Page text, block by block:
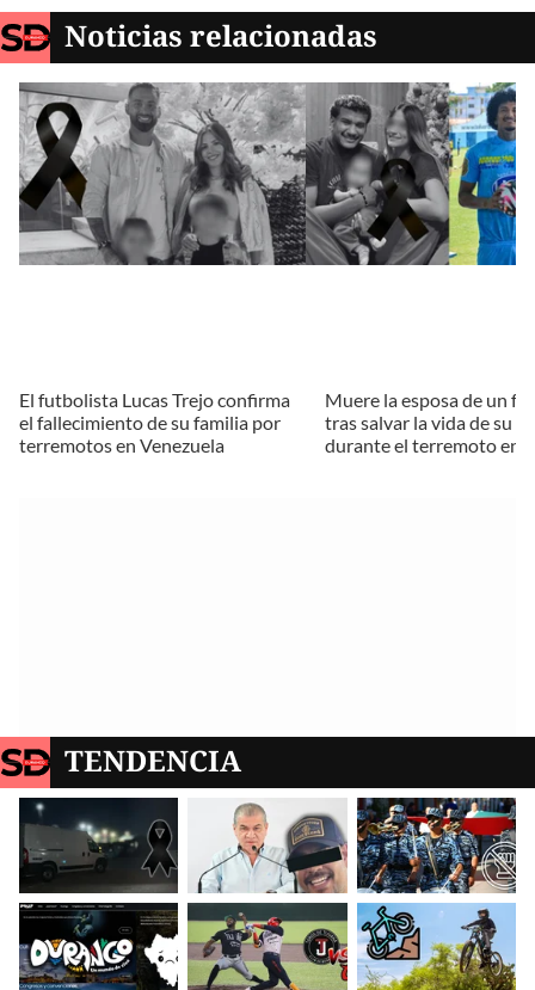
Noticias relacionadas
El futbolista Lucas Trejo confirma
el fallecimiento de su familia por
terremotos en Venezuela
Muere la esposa de un
tras salvar la vida de su
durante el terremoto en
TENDENCIA